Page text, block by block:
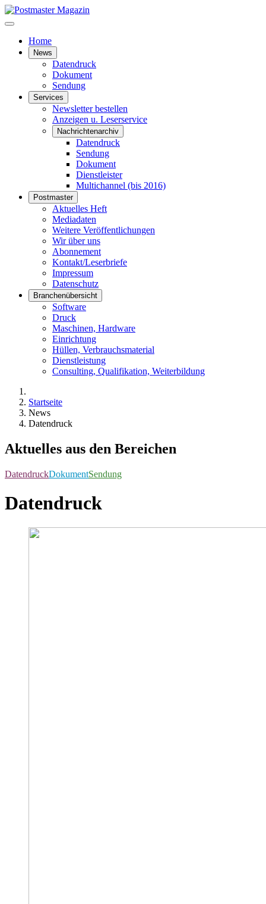
Home
News
Datendruck
Dokument
Sendung
Services
Newsletter bestellen
Anzeigen u. Leserservice
Nachrichtenarchiv
Datendruck
Sendung
Dokument
Dienstleister
Multichannel (bis 2016)
Postmaster
Aktuelles Heft
Mediadaten
Weitere Veröffentlichungen
Wir über uns
Abonnement
Kontakt/Leserbriefe
Impressum
Datenschutz
Branchenübersicht
Software
Druck
Maschinen, Hardware
Einrichtung
Hüllen, Verbrauchsmaterial
Dienstleistung
Consulting, Qualifikation, Weiterbildung
Startseite
News
Datendruck
Aktuelles aus den Bereichen
DatendruckDokumentSendung
Datendruck